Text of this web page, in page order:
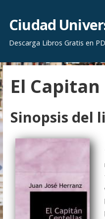
r
a
l
c
o
n
e
n
i
d
o
Ciudad
Descarga Libros Gratis en
El
Sinopsis del